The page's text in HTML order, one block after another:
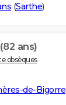
(Sarthe)
(82 ans)
obsèques
de-Bigorre